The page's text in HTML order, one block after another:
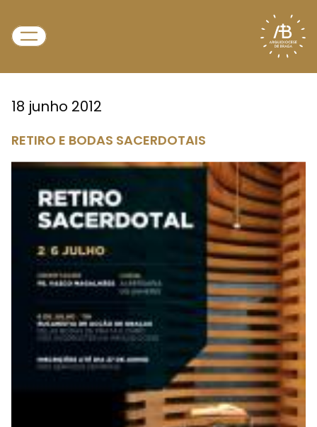
18 junho 2012
RETIRO E BODAS SACERDOTAIS